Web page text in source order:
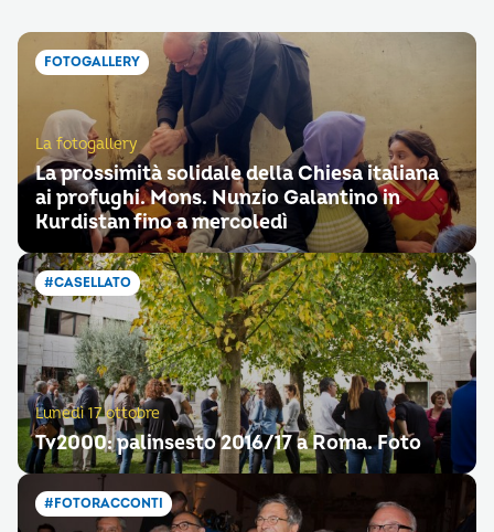
FOTOGALLERY
La fotogallery
La prossimità solidale della Chiesa italiana
ai profughi. Mons. Nunzio Galantino in
Kurdistan fino a mercoledì
#CASELLATO
Lunedì 17 ottobre
Tv2000: palinsesto 2016/17 a Roma. Foto
#FOTORACCONTI